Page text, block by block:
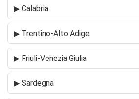
▶ Calabria
▶ Trentino-Alto Adige
▶ Friuli-Venezia Giulia
▶ Sardegna